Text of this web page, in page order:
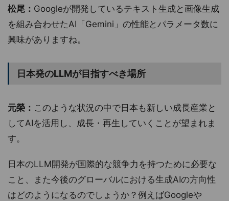
松尾： Googleが開発しているテキスト生成と画像生成
を組み合わせたAI「Gemini」の性能とパラメータ数に
興味がありますね。
日本発のLLMが目指すべき場所
元榮： このような状況の中で日本も新しい成長産業と
してAIを活用し、成長・再生していくことが望まれま
す。
日本のLLM開発が国際的な競争力を持つために必要な
こと、また今後のグローバルにおける生成AIの方向性
はどのようになるのでしょうか？例えばGoogleや